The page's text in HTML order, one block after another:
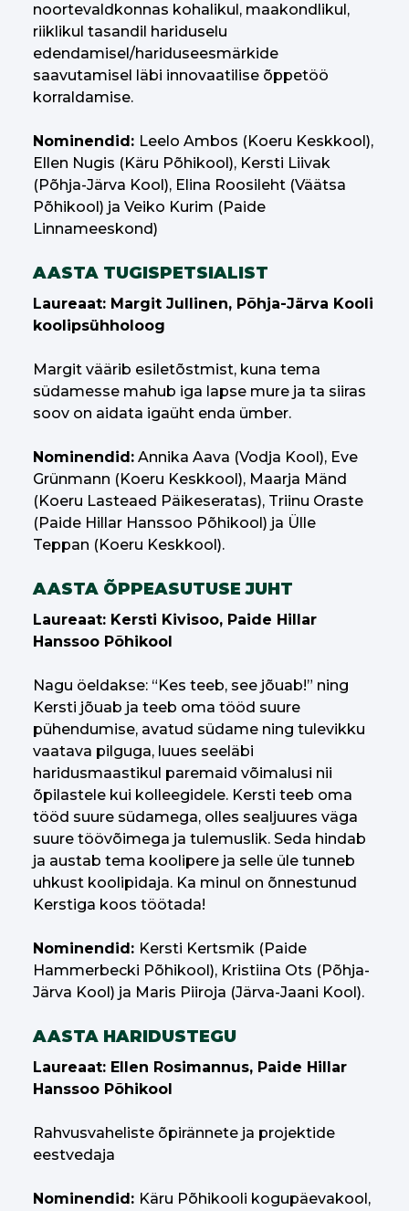
noortevaldkonnas kohalikul, maakondlikul,
riiklikul tasandil hariduselu
edendamisel/hariduseesmärkide
saavutamisel läbi innovaatilise õppetöö
korraldamise.
Nominendid: Leelo Ambos (Koeru Keskkool),
Ellen Nugis (Käru Põhikool), Kersti Liivak
(Põhja-Järva Kool), Elina Roosileht (Väätsa
Põhikool) ja Veiko Kurim (Paide
Linnameeskond)
AASTA TUGISPETSIALIST
Laureaat: Margit Jullinen, Põhja-Järva Kooli
koolipsühholoog
Margit väärib esiletõstmist, kuna tema
südamesse mahub iga lapse mure ja ta siiras
soov on aidata igaüht enda ümber.
Nominendid: Annika Aava (Vodja Kool), Eve
Grünmann (Koeru Keskkool), Maarja Mänd
(Koeru Lasteaed Päikeseratas), Triinu Oraste
(Paide Hillar Hanssoo Põhikool) ja Ülle
Teppan (Koeru Keskkool).
AASTA ÕPPEASUTUSE JUHT
Laureaat: Kersti Kivisoo, Paide Hillar
Hanssoo Põhikool
Nagu öeldakse: “Kes teeb, see jõuab!” ning
Kersti jõuab ja teeb oma tööd suure
pühendumise, avatud südame ning tulevikku
vaatava pilguga, luues seeläbi
haridusmaastikul paremaid võimalusi nii
õpilastele kui kolleegidele. Kersti teeb oma
tööd suure südamega, olles sealjuures väga
suure töövõimega ja tulemuslik. Seda hindab
ja austab tema koolipere ja selle üle tunneb
uhkust koolipidaja. Ka minul on õnnestunud
Kerstiga koos töötada!
Nominendid: Kersti Kertsmik (Paide
Hammerbecki Põhikool), Kristiina Ots (Põhja-
Järva Kool) ja Maris Piiroja (Järva-Jaani Kool).
AASTA HARIDUSTEGU
Laureaat: Ellen Rosimannus, Paide Hillar
Hanssoo Põhikool
Rahvusvaheliste õpirännete ja projektide
eestvedaja
Nominendid: Käru Põhikooli kogupäevakool,